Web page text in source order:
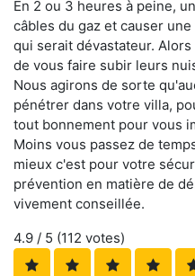
En 2 ou 3 heures à peine,
câbles du gaz et causer
qui serait dévastateur.
de vous faire subir leurs
Nous agirons de sorte
pénétrer dans votre villa,
tout bonnement pour vous
Moins vous passez de
mieux c'est pour votre
prévention en matière de
vivement conseillée.
4.9 / 5 (112 votes)